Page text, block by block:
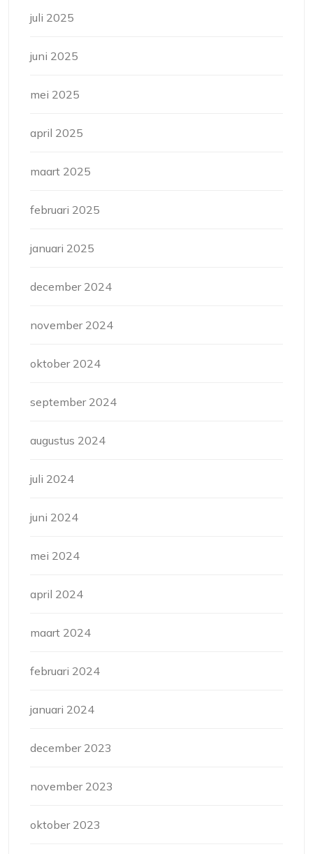
juli 2025
juni 2025
mei 2025
april 2025
maart 2025
februari 2025
januari 2025
december 2024
november 2024
oktober 2024
september 2024
augustus 2024
juli 2024
juni 2024
mei 2024
april 2024
maart 2024
februari 2024
januari 2024
december 2023
november 2023
oktober 2023